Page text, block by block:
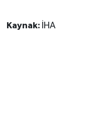
Kaynak: İHA